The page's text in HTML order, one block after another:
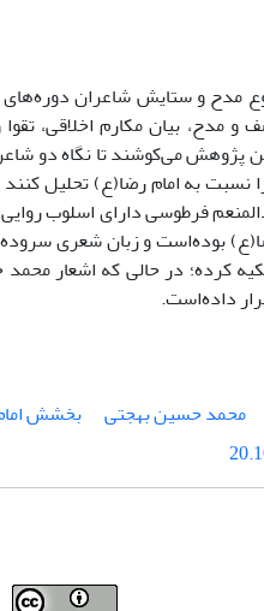
مدح و ستایش شاعران
مدح، بیان مکارم اخلاقی،
پژوهش می‌کوشند تا نگاه دو
به امام رضا(ع) تحلیل کنند
فرطوسی دارای اسلوب
بوده‌است و زبان شعری
کرده؛ در حالی که اشعار
داده‌است.
محمد حسین بهجتی
بخشش